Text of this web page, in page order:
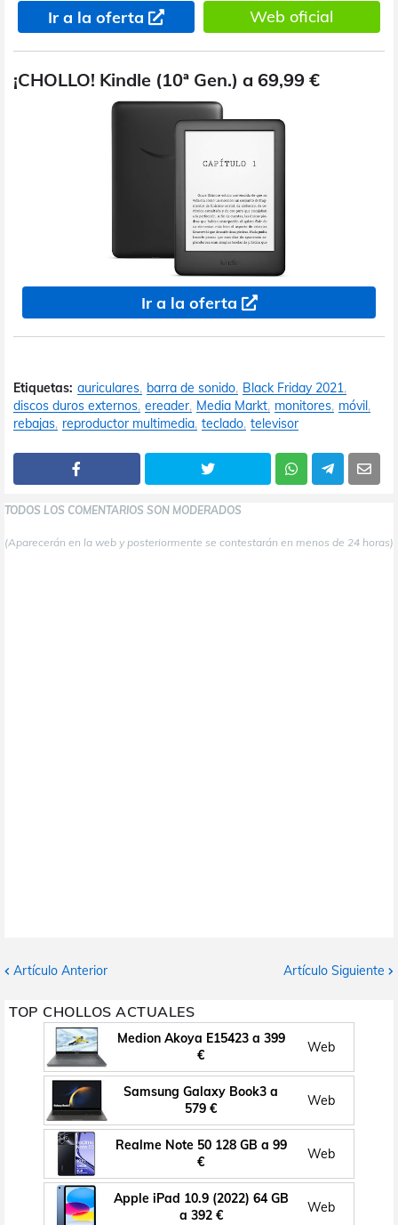
Ir a la oferta Web oficial
¡CHOLLO! Kindle (10ª Gen.) a 69,99 €
Ir a la oferta
Etiquetas: auriculares barra de sonido Black Friday 2021
discos duros externos ereader Media Markt monitores móvil
rebajas reproductor multimedia teclado televisor
TODOS LOS COMENTARIOS SON MODERADOS
(Aparecerán en la web y posteriormente se contestarán en menos de 24 horas)
Artículo Anterior Artículo Siguiente
TOP CHOLLOS ACTUALES
Medion Akoya E15423 a 399
€
Web
Samsung Galaxy Book3 a
579 €
Web
Realme Note 50 128 GB a 99
€
Web
Apple iPad 10.9 (2022) 64 GB
a 392 €
Web